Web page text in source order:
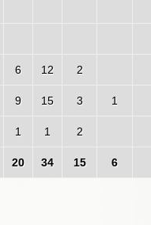
6 12 2
9 15 3 1
1 1 2
20 34 15 6